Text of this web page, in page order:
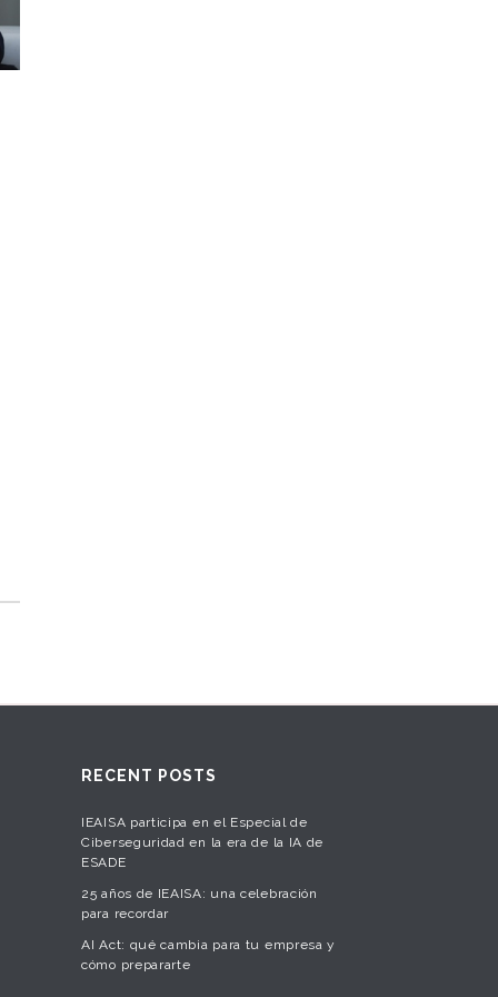
RECENT POSTS
IEAISA participa en el Especial de
Ciberseguridad en la era de la IA de
ESADE
25 años de IEAISA: una celebración
para recordar
AI Act: qué cambia para tu empresa y
cómo prepararte